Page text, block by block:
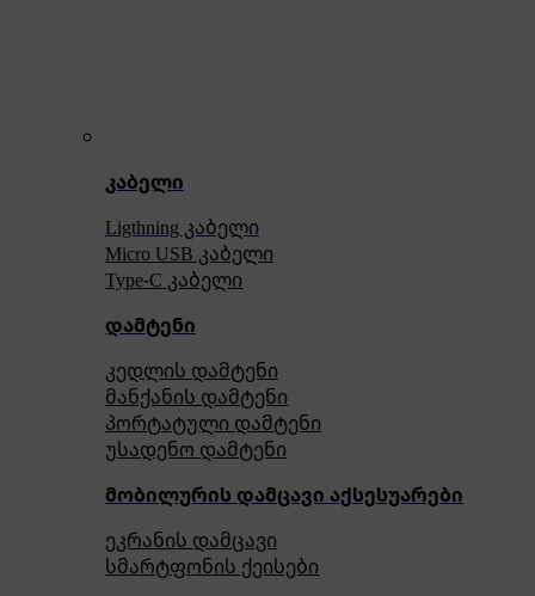
კაბელი
Ligthning კაბელი
Micro USB კაბელი
Type-C კაბელი
დამტენი
კედლის დამტენი
მანქანის დამტენი
პორტატული დამტენი
უსადენო დამტენი
მობილურის დამცავი აქსესუარები
ეკრანის დამცავი
სმარტფონის ქეისები